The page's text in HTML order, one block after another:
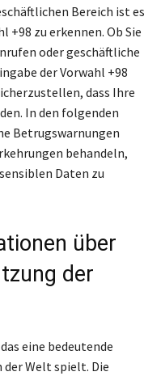
Bereich ist es
+98 zu erkennen. Ob Sie
oder geschäftliche
der Vorwahl +98
dass Ihre
In den folgenden
Betrugswarnungen
behandeln,
Daten zu
über
der
eine bedeutende
Welt spielt. Die